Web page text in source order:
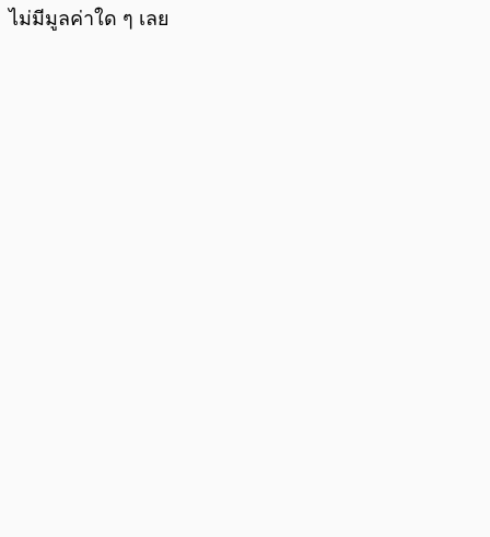
ไม่มีมูลค่าใด ๆ เลย